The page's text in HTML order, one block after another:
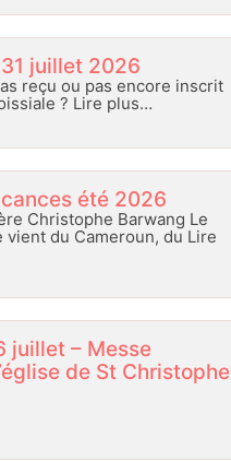
juillet 2026
reçu ou pas encore inscrit
? Lire plus…
été 2026
Christophe Barwang Le
vient du Cameroun, du Lire
juillet – Messe
de St Christophe